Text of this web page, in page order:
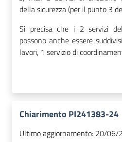
della sicurezza (per il punto 3
Si precisa che i 2 servizi
possono anche essere
lavori, 1 servizio di
Chiarimento PI241383-24
Ultimo aggiornamento: 20/06/